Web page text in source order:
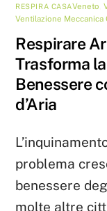
RESPIRA CASAVeneto
Ventilazione Meccanica
Respirare
Trasforma la
Benessere
d’Aria
problema
benessere
molte altre